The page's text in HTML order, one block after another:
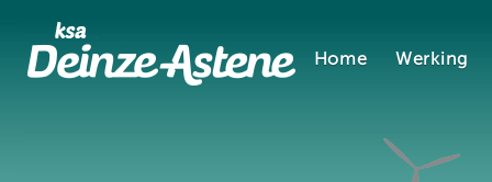
Home Werking